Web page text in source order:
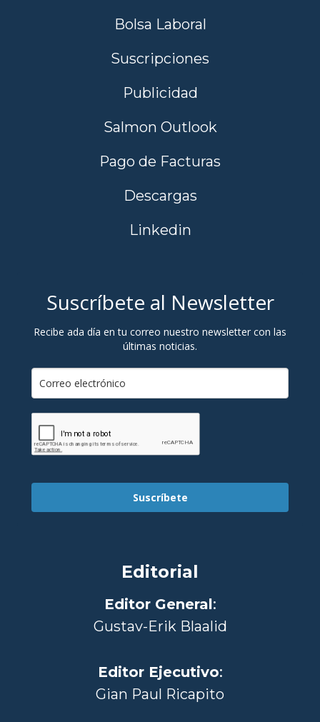
Bolsa Laboral
Suscripciones
Publicidad
Salmon Outlook
Pago de Facturas
Descargas
Linkedin
Suscríbete al Newsletter
Recibe ada día en tu correo nuestro newsletter con las
últimas noticias.
Suscríbete
Editorial
Editor General:
Gustav-Erik Blaalid
Editor Ejecutivo:
Gian Paul Ricapito